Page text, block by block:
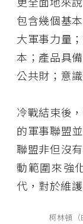
包含幾個基
大軍事力量
本；產品具
公共財；意
冷戰結束後
的軍事聯盟
聯盟非但沒
動範圍來強
代，對於維
柯林頓